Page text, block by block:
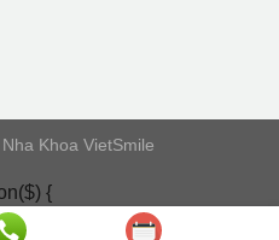
Khoa VietSmile
{
function( event ) {